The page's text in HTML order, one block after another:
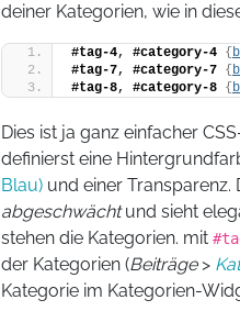
deiner Kategorien, wie in
#tag-4, #category-4 {
#tag-7, #category-7 {
#tag-8, #category-8 {
Dies ist ja ganz einfacher
definierst eine
Blau) und einer
abgeschwächtund sieht
stehen die Kategorien. mit
der Kategorien (Beiträge>
Kategorie im Kategorien-